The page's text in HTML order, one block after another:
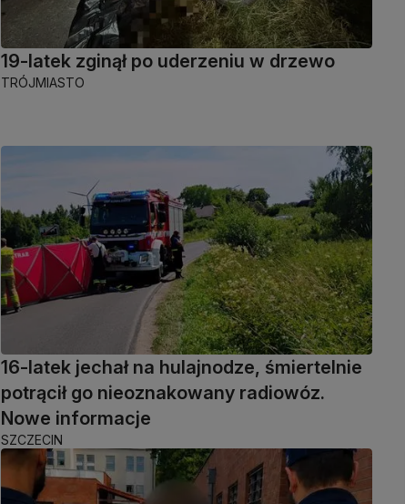
19-latek zginął po uderzeniu w drzewo
TRÓJMIASTO
16-latek jechał na hulajnodze, śmiertelnie
potrącił go nieoznakowany radiowóz.
Nowe informacje
SZCZECIN